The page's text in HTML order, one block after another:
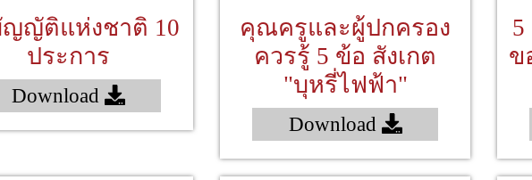
ญัติแห่งชาติ 10
ประการ
Download
คุณครูและผู้ปกครอง
ควรรู้ 5 ข้อ สังเกต
"บุหรี่ไฟฟ้า"
Download
ข